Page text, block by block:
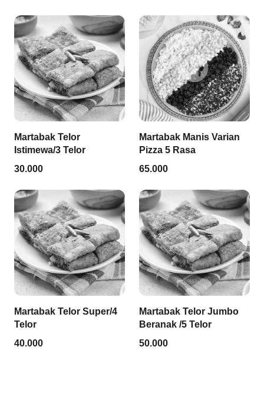
Martabak Telor
Istimewa/3 Telor
30.000
Martabak Manis Varian
Pizza 5 Rasa
65.000
Martabak Telor Super/4
Telor
40.000
Martabak Telor Jumbo
Beranak /5 Telor
50.000